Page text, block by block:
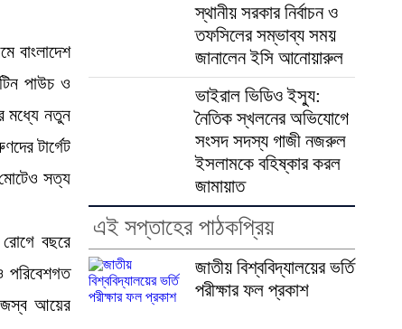
বাংলাদেশ
পাউচ ও
মধ্যে নতুন
টার্গেট
সত্য
রোগে বছরে
পরিবেশগত
আয়ের
স্থানীয় সরকার নির্বাচন ও
তফসিলের সম্ভাব্য সময়
জানালেন ইসি আনোয়ারুল
ভাইরাল ভিডিও ইস্যু:
নৈতিক স্খলনের অভিযোগে
সংসদ সদস্য গাজী নজরুল
ইসলামকে বহিষ্কার করল
জামায়াত
এই সপ্তাহের পাঠকপ্রিয়
জাতীয় বিশ্ববিদ্যালয়ের ভর্তি
পরীক্ষার ফল প্রকাশ